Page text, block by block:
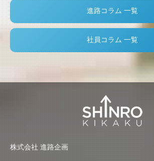
進路コラム 一覧
社員コラム 一覧
株式会社 進路企画